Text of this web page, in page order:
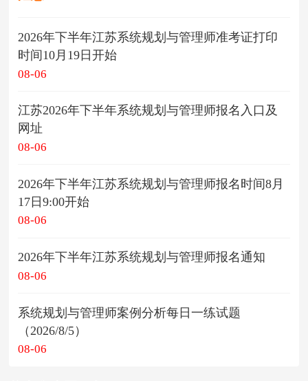
2026年下半年江苏系统规划与管理师准考证打印
时间10月19日开始
08-06
江苏2026年下半年系统规划与管理师报名入口及
网址
08-06
2026年下半年江苏系统规划与管理师报名时间8月
17日9:00开始
08-06
2026年下半年江苏系统规划与管理师报名通知
08-06
系统规划与管理师案例分析每日一练试题
（2026/8/5）
08-06